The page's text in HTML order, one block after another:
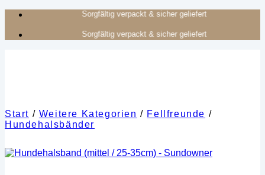
Zum
springen
Authentisches Kunsthandwerk aus Afrika
Authentisches Kunsthandwerk aus Afrika
Start / Weitere Kategorien / Fellfreunde /
Hundehalsbänder